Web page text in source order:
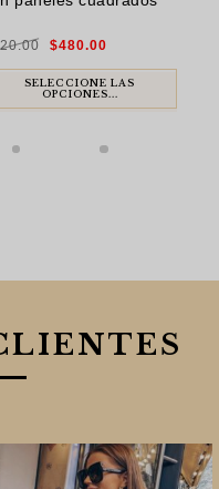
precio
era:
$720.00.
$480.00
es:
$480.00.
SELECCIONE LAS
OPCIONES...